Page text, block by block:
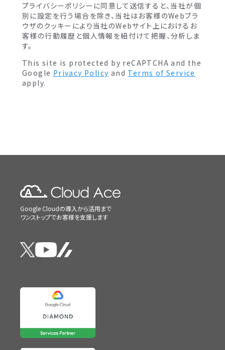
プライバシーポリシーに同意して送信すると、当社が個
別に設定を行う場合を除き、当社はお客様のWebブラ
ウザのクッキーにより当社のWebサイト上におけるお
客様の行動履歴と個人情報を紐付けて把握、分析しま
す。
This site is protected by reCAPTCHA and the
Google Privacy Policy and Terms of Service
apply.
Google Cloudの導入から活用まで
ワンストップでお客様を支援します